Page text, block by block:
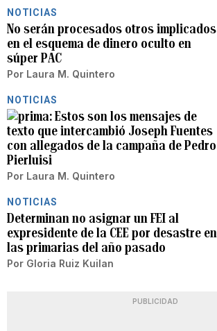
NOTICIAS
No serán procesados otros implicados
en el esquema de dinero oculto en
súper PAC
Por Laura M. Quintero
NOTICIAS
Estos son los mensajes de
texto que intercambió Joseph Fuentes
con allegados de la campaña de Pedro
Pierluisi
Por Laura M. Quintero
NOTICIAS
Determinan no asignar un FEI al
expresidente de la CEE por desastre en
las primarias del año pasado
Por Gloria Ruiz Kuilan
PUBLICIDAD